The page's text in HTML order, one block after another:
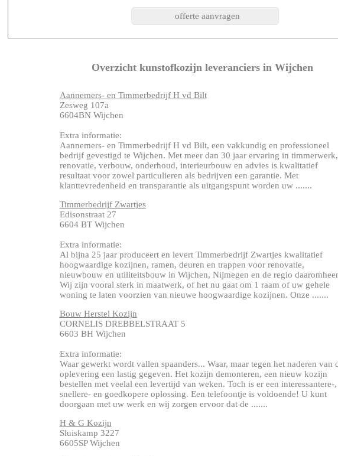
Overzicht kunstofkozijn leveranciers in Wijchen
Aannemers- en Timmerbedrijf H vd Bilt
Zesweg 107a
6604BN Wijchen
Extra informatie:
Aannemers- en Timmerbedrijf H vd Bilt, een vakkundig en professioneel
bedrijf gevestigd te Wijchen. Met meer dan 30 jaar ervaring in timmerwerk,
renovatie, verbouw, onderhoud, interieurbouw en advies is kwalitatief
resultaat voor zowel particulieren als bedrijven een garantie. Met
klanttevredenheid en transparantie als uitgangspunt worden uw .......
Timmerbedrijf Zwartjes
Edisonstraat 27
6604 BT Wijchen
Extra informatie:
Al bijna 25 jaar produceert en levert Timmerbedrijf Zwartjes kwalitatief
hoogwaardige kozijnen, ramen, deuren en trappen voor renovatie,
nieuwbouw en utiliteitsbouw in Wijchen, Nijmegen en de regio
Wij zijn vooral sterk in maatwerk, of het nu gaat om 1 raam of uw gehele
woning te laten voorzien van nieuwe hoogwaardige kozijnen. Onze .......
Bouw Herstel Kozijn
CORNELIS DREBBELSTRAAT 5
6603 BH Wijchen
Extra informatie:
Waar gewerkt wordt vallen spaanders... Waar, maar tegen het naderen van
oplevering een lastig gegeven. Het kozijn demonteren, een nieuw kozijn
bestellen met veelal een levertijd van weken. Toch is er een interessantere-,
snellere- en goedkopere oplossing. Een telefoontje is voldoende! U kunt
doorgaan met uw werk en wij zorgen ervoor dat de .......
H & G Kozijn
Sluiskamp 3227
6605SP Wijchen